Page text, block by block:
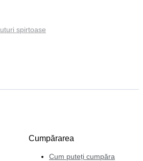
spirtoase
Cumpărarea
Cum puteți cumpăra